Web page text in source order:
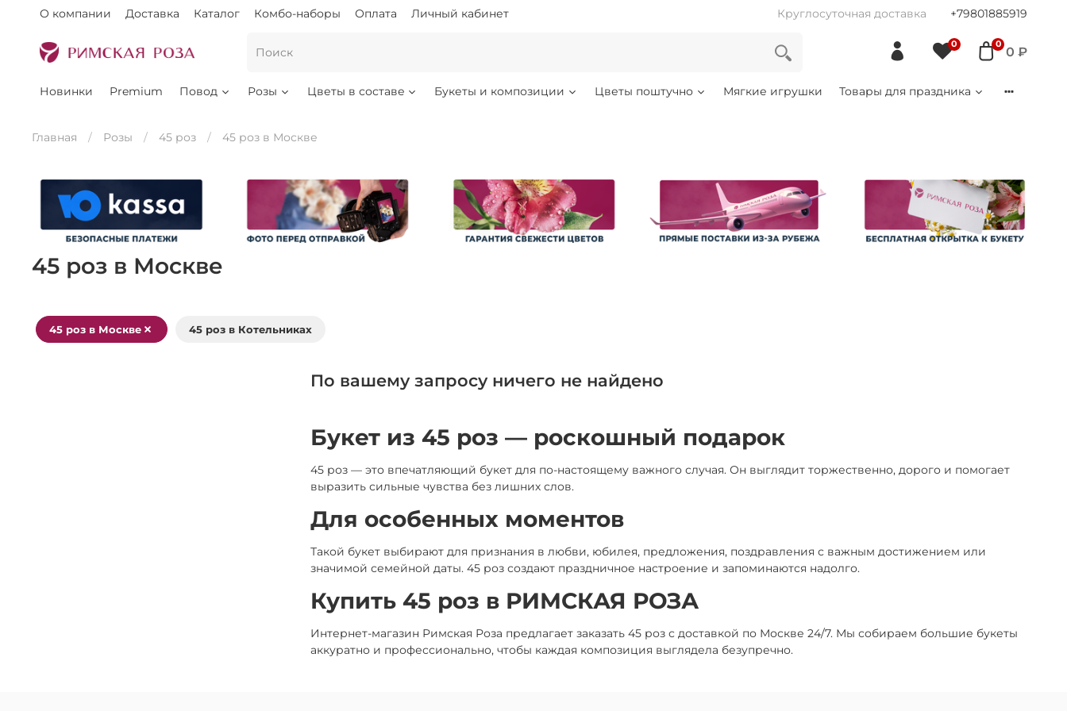
О компании Доставка Каталог Комбо-наборы Оплата Личный кабинет Круглосуточная доставка +79801885919
0 0 0 ₽
Новинки Premium Повод Розы Цветы в составе Букеты и композиции Цветы поштучно Мягкие игрушки Товары для праздника
Главная Розы 45 роз 45 роз в Москве
45 роз в Москве
45 роз в Москве 45 роз в Котельниках
По вашему запросу ничего не найдено
Букет из 45 роз — роскошный подарок
45 роз — это впечатляющий букет для по-настоящему важного случая. Он выглядит торжественно, дорого и помогает
выразить сильные чувства без лишних слов.
Для особенных моментов
Такой букет выбирают для признания в любви, юбилея, предложения, поздравления с важным достижением или
значимой семейной даты. 45 роз создают праздничное настроение и запоминаются надолго.
Купить 45 роз в РИМСКАЯ РОЗА
Интернет-магазин Римская Роза предлагает заказать 45 роз с доставкой по Москве 24/7. Мы собираем большие букеты
аккуратно и профессионально, чтобы каждая композиция выглядела безупречно.